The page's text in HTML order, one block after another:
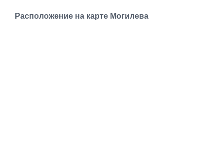
Еще
Расположение на карте Могилева